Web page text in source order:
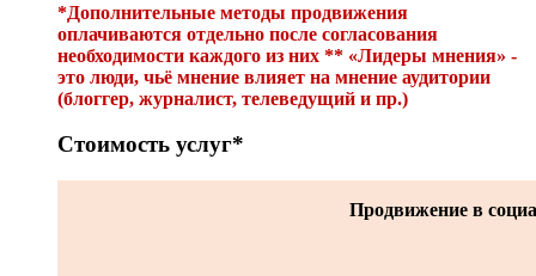
*Дополнительные методы продвижения
оплачиваются отдельно после согласования
необходимости каждого из них ** «Лидеры мнения» -
это люди, чьё мнение влияет на мнение аудитории
(блоггер, журналист, телеведущий и пр.)
Стоимость услуг*
Продвижение в